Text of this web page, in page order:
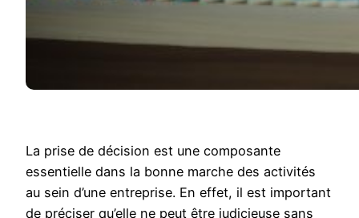
La prise de décision est une composante
essentielle dans la bonne marche des activités
au sein d’une entreprise. En effet, il est important
de préciser qu’elle ne peut être judicieuse sans